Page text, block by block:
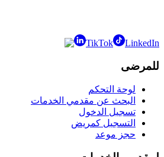
TikTok LinkedIn
للمرضى
لوحة التحكم
البحث عن مقدمي الخدمات
تسجيل الدخول
التسجيل كمريض
حجز موعد